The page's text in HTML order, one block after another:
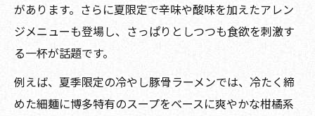
があります。さらに夏限定で辛味や酸味を加えたアレン
ジメニューも登場し、さっぱりとしつつも食欲を刺激す
る一杯が話題です。
例えば、夏季限定の冷やし豚骨ラーメンでは、冷たく締
めた細麺に博多特有のスープをベースに爽やかな柑橘系